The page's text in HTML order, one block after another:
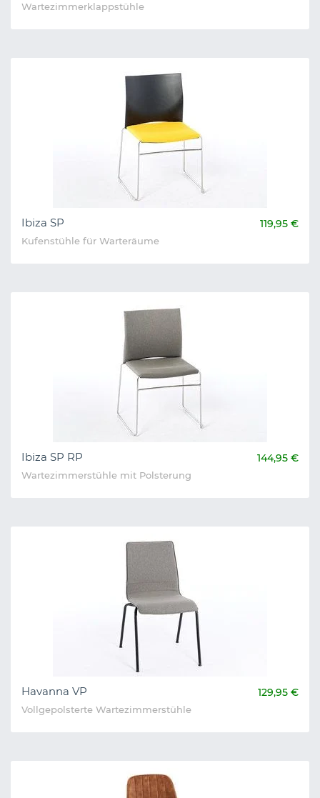
Wartezimmerklappstühle
Ibiza SP 119,95 €
Kufenstühle für Warteräume
Ibiza SP RP 144,95 €
Wartezimmerstühle mit Polsterung
Havanna VP 129,95 €
Vollgepolsterte Wartezimmerstühle